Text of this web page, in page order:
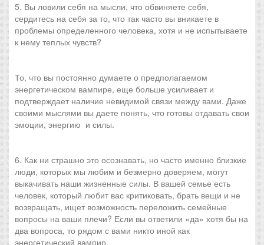
5. Вы ловили себя на мысли, что обвиняете себя,
сердитесь на себя за то, что так часто вы вникаете в
проблемы определенного человека, хотя и не испытываете
к нему теплых чувств?
То, что вы постоянно думаете о предполагаемом
энергетическом вампире, еще больше усиливает и
подтверждает наличие невидимой связи между вами. Даже
своими мыслями вы даете понять, что готовы отдавать свои
эмоции, энергию и силы.
6. Как ни страшно это осознавать, но часто именно близкие
люди, которых мы любим и безмерно доверяем, могут
выкачивать наши жизненные силы. В вашей семье есть
человек, который любит вас критиковать, брать вещи и не
возвращать, ищет возможность переложить семейные
вопросы на ваши плечи? Если вы ответили «да» хотя бы на
два вопроса, то рядом с вами никто иной как
энергетический вампир.